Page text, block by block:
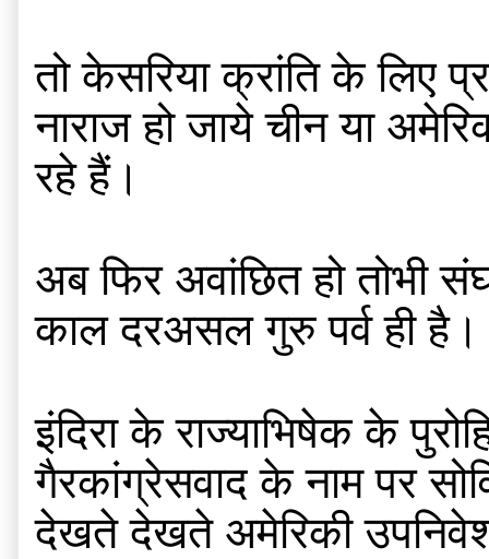
तो केसरिया क्रांति के लिए
नाराज हो जाये चीन या
रहे हैं।
अब फिर अवांछित हो तोभी
काल दरअसल गुरु पर्व ही है।
इंदिरा के राज्याभिषेक के
गैरकांग्रेसवाद के नाम पर
देखते देखते अमेरिकी